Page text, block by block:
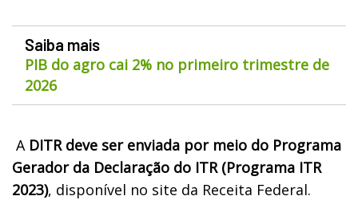
Saiba mais
PIB do agro cai 2% no primeiro trimestre de
2026
ADITR deve ser enviada por meio do Programa
Gerador da Declaração do ITR (Programa ITR
2023), disponível no site da Receita Federal.